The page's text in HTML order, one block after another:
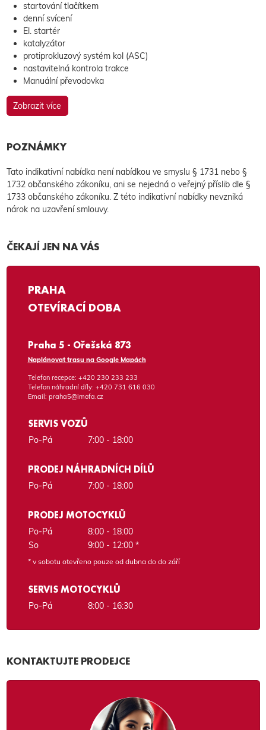
startování tlačítkem
denní svícení
El. startér
katalyzátor
protiprokluzový systém kol (ASC)
nastavitelná kontrola trakce
Manuální převodovka
Zobrazit více
POZNÁMKY
Tato indikativní nabídka není nabídkou ve smyslu § 1731 nebo §
1732 občanského zákoníku, ani se nejedná o veřejný příslib dle §
1733 občanského zákoníku. Z této indikativní nabídky nevzniká
nárok na uzavření smlouvy.
ČEKAJÍ JEN NA VÁS
PRAHA
OTEVÍRACÍ DOBA
Praha 5 - Ořešská 873
Naplánovat trasu na Google Mapách
Telefon recepce: +420 230 233 233
Telefon náhradní díly: +420 731 616 030
Email: praha5@imofa.cz
SERVIS VOZŮ
Po-Pá 7:00 - 18:00
PRODEJ NÁHRADNÍCH DÍLŮ
Po-Pá 7:00 - 18:00
PRODEJ MOTOCYKLŮ
Po-Pá
8:00 - 18:00
So
9:00 - 12:00 *
* v sobotu otevřeno pouze od dubna do do září
SERVIS MOTOCYKLŮ
Po-Pá 8:00 - 16:30
KONTAKTUJTE PRODEJCE